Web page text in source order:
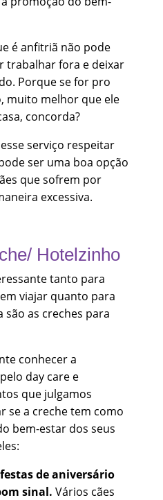
é anfitriã não pode
trabalhar fora e deixar
Porque se for pro
muito melhor que ele
concorda?
serviço respeitar
ser uma boa opção
que sofrem por
excessiva.
Hotelzinho
tanto para
viajar quanto para
são as creches para
conhecer a
day care e
que julgamos
se a creche tem como
bem-estar dos seus
de aniversário
sinal. Vários cães